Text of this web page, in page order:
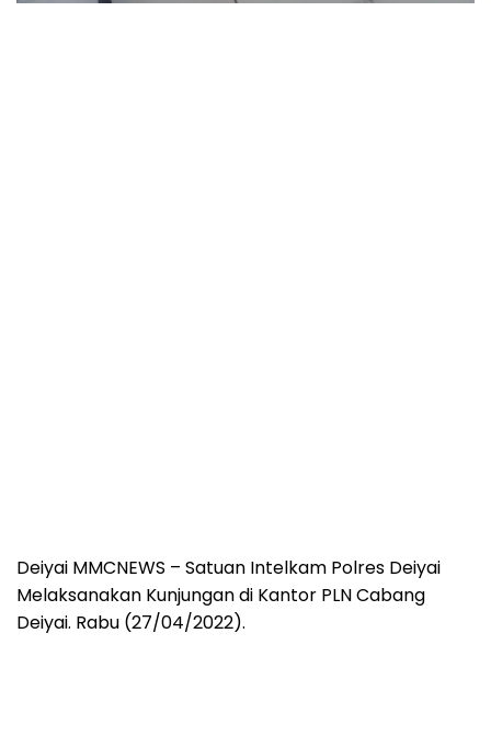
Deiyai MMCNEWS – Satuan Intelkam Polres Deiyai
Melaksanakan Kunjungan di Kantor PLN Cabang
Deiyai. Rabu (27/04/2022).